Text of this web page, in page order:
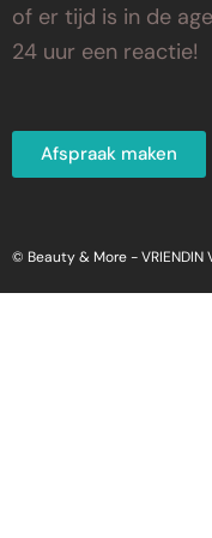
of er tijd is in de
24 uur een reactie!
Afspraak maken
© Beauty & More -VRIENDIN